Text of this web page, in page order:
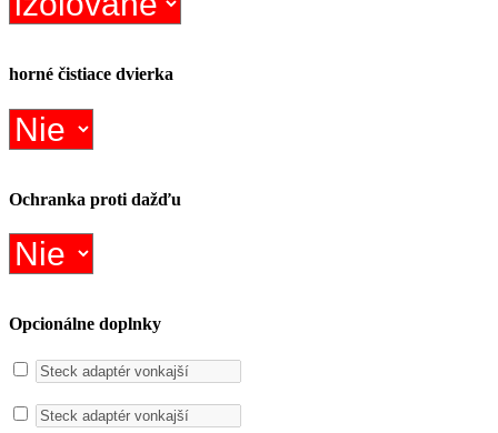
horné čistiace dvierka
Ochranka proti dažďu
Opcionálne doplnky